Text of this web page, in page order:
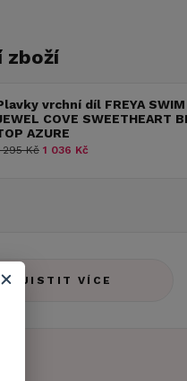
zboží
vrchní díl FREYA SWIM
COVE SWEETHEART
AZURE
295 Kč 1 036 Kč
ZJISTIT VÍCE